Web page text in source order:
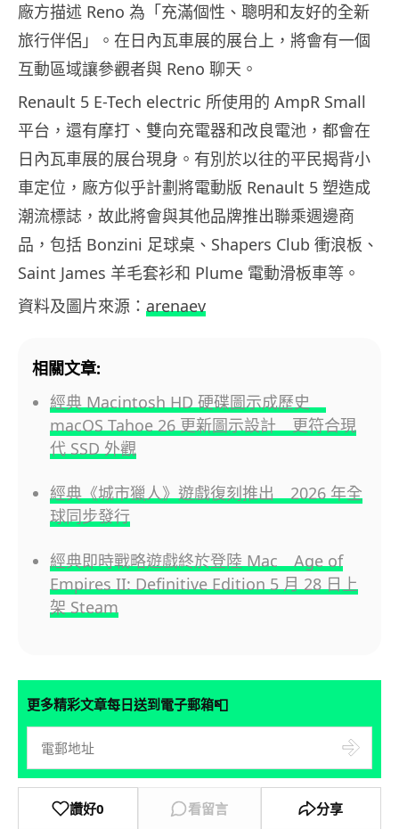
廠方描述 Reno 為「充滿個性、聰明和友好的全新
旅行伴侶」。在日內瓦車展的展台上，將會有一個
互動區域讓參觀者與 Reno 聊天。
Renault 5 E-Tech electric 所使用的 AmpR Small
平台，還有摩打、雙向充電器和改良電池，都會在
日內瓦車展的展台現身。有別於以往的平民揭背小
車定位，廠方似乎計劃將電動版 Renault 5 塑造成
潮流標誌，故此將會與其他品牌推出聯乘週邊商
品，包括 Bonzini 足球桌、Shapers Club 衝浪板、
Saint James 羊毛套衫和 Plume 電動滑板車等。
資料及圖片來源： arenaev
相關文章:
經典 Macintosh HD 硬碟圖示成歷史
macOS Tahoe 26 更新圖示設計 更符合現
代 SSD 外觀
經典《城市獵人》遊戲復刻推出 2026 年全
球同步發行
經典即時戰略遊戲終於登陸 Mac Age of
Empires II: Definitive Edition 5 月 28 日上
架 Steam
更多精彩文章每日送到電子郵箱📮
讚好0 看留言 分享